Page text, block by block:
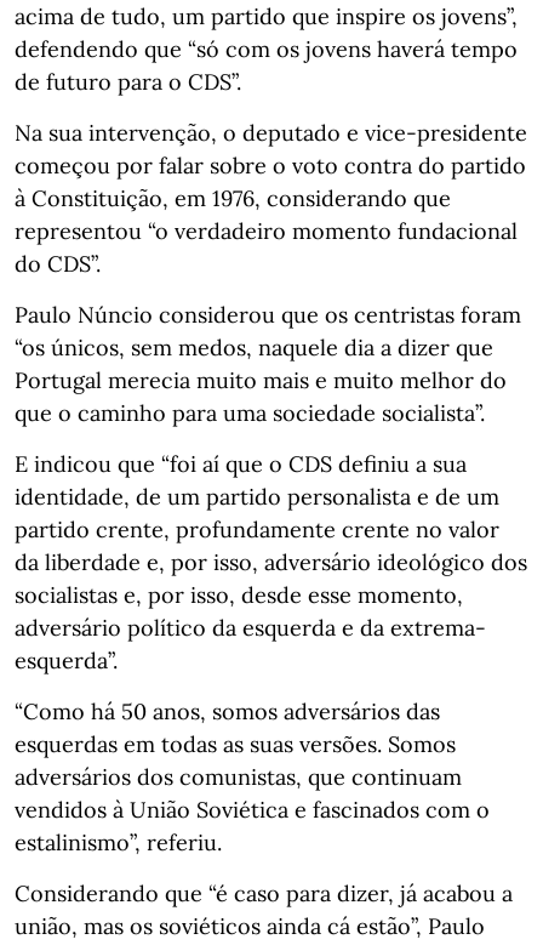
acima de tudo, um partido que inspire os jovens”,
defendendo que “só com os jovens haverá tempo
de futuro para o CDS”.
Na sua intervenção, o deputado e vice-presidente
começou por falar sobre o voto contra do partido
à Constituição, em 1976, considerando que
representou “o verdadeiro momento fundacional
do CDS”.
Paulo Núncio considerou que os centristas foram
“os únicos, sem medos, naquele dia a dizer que
Portugal merecia muito mais e muito melhor do
que o caminho para uma sociedade socialista”.
E indicou que “foi aí que o CDS definiu a sua
identidade, de um partido personalista e de um
partido crente, profundamente crente no valor
da liberdade e, por isso, adversário ideológico dos
socialistas e, por isso, desde esse momento,
adversário político da esquerda e da extrema-
esquerda”.
“Como há 50 anos, somos adversários das
esquerdas em todas as suas versões. Somos
adversários dos comunistas, que continuam
vendidos à União Soviética e fascinados com o
estalinismo”, referiu.
Considerando que “é caso para dizer, já acabou a
união, mas os soviéticos ainda cá estão”, Paulo